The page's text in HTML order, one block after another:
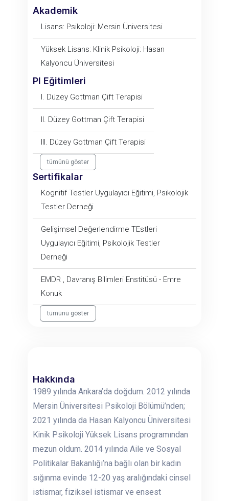
Akademik
Lisans: Psikoloji: Mersin Üniversitesi
Yüksek Lisans: Klinik Psikoloji: Hasan
Kalyoncu Üniversitesi
PI Eğitimleri
I. Düzey Gottman Çift Terapisi
II. Düzey Gottman Çift Terapisi
III. Düzey Gottman Çift Terapisi
tümünü göster
Sertifikalar
Kognitif Testler Uygulayıcı Eğitimi, Psikolojik
Testler Derneği
Gelişimsel Değerlendirme TEstleri
Uygulayıcı Eğitimi, Psikolojik Testler
Derneği
EMDR , Davranış Bilimleri Enstitüsü - Emre
Konuk
tümünü göster
Hakkında
1989 yılında Ankara’da doğdum. 2012 yılında
Mersin Üniversitesi Psikoloji Bölümü’nden;
2021 yılında da Hasan Kalyoncu Üniversitesi
Kinik Psikoloji Yüksek Lisans programından
mezun oldum. 2014 yılında Aile ve Sosyal
Politikalar Bakanlığı’na bağlı olan bir kadın
sığınma evinde 12-20 yaş aralığındaki cinsel
istismar, fiziksel istismar ve ensest